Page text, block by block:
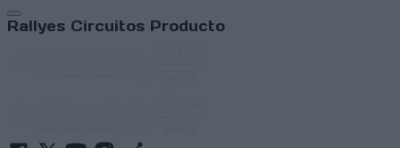
Abrir menú
Rallyes Circuitos Producto